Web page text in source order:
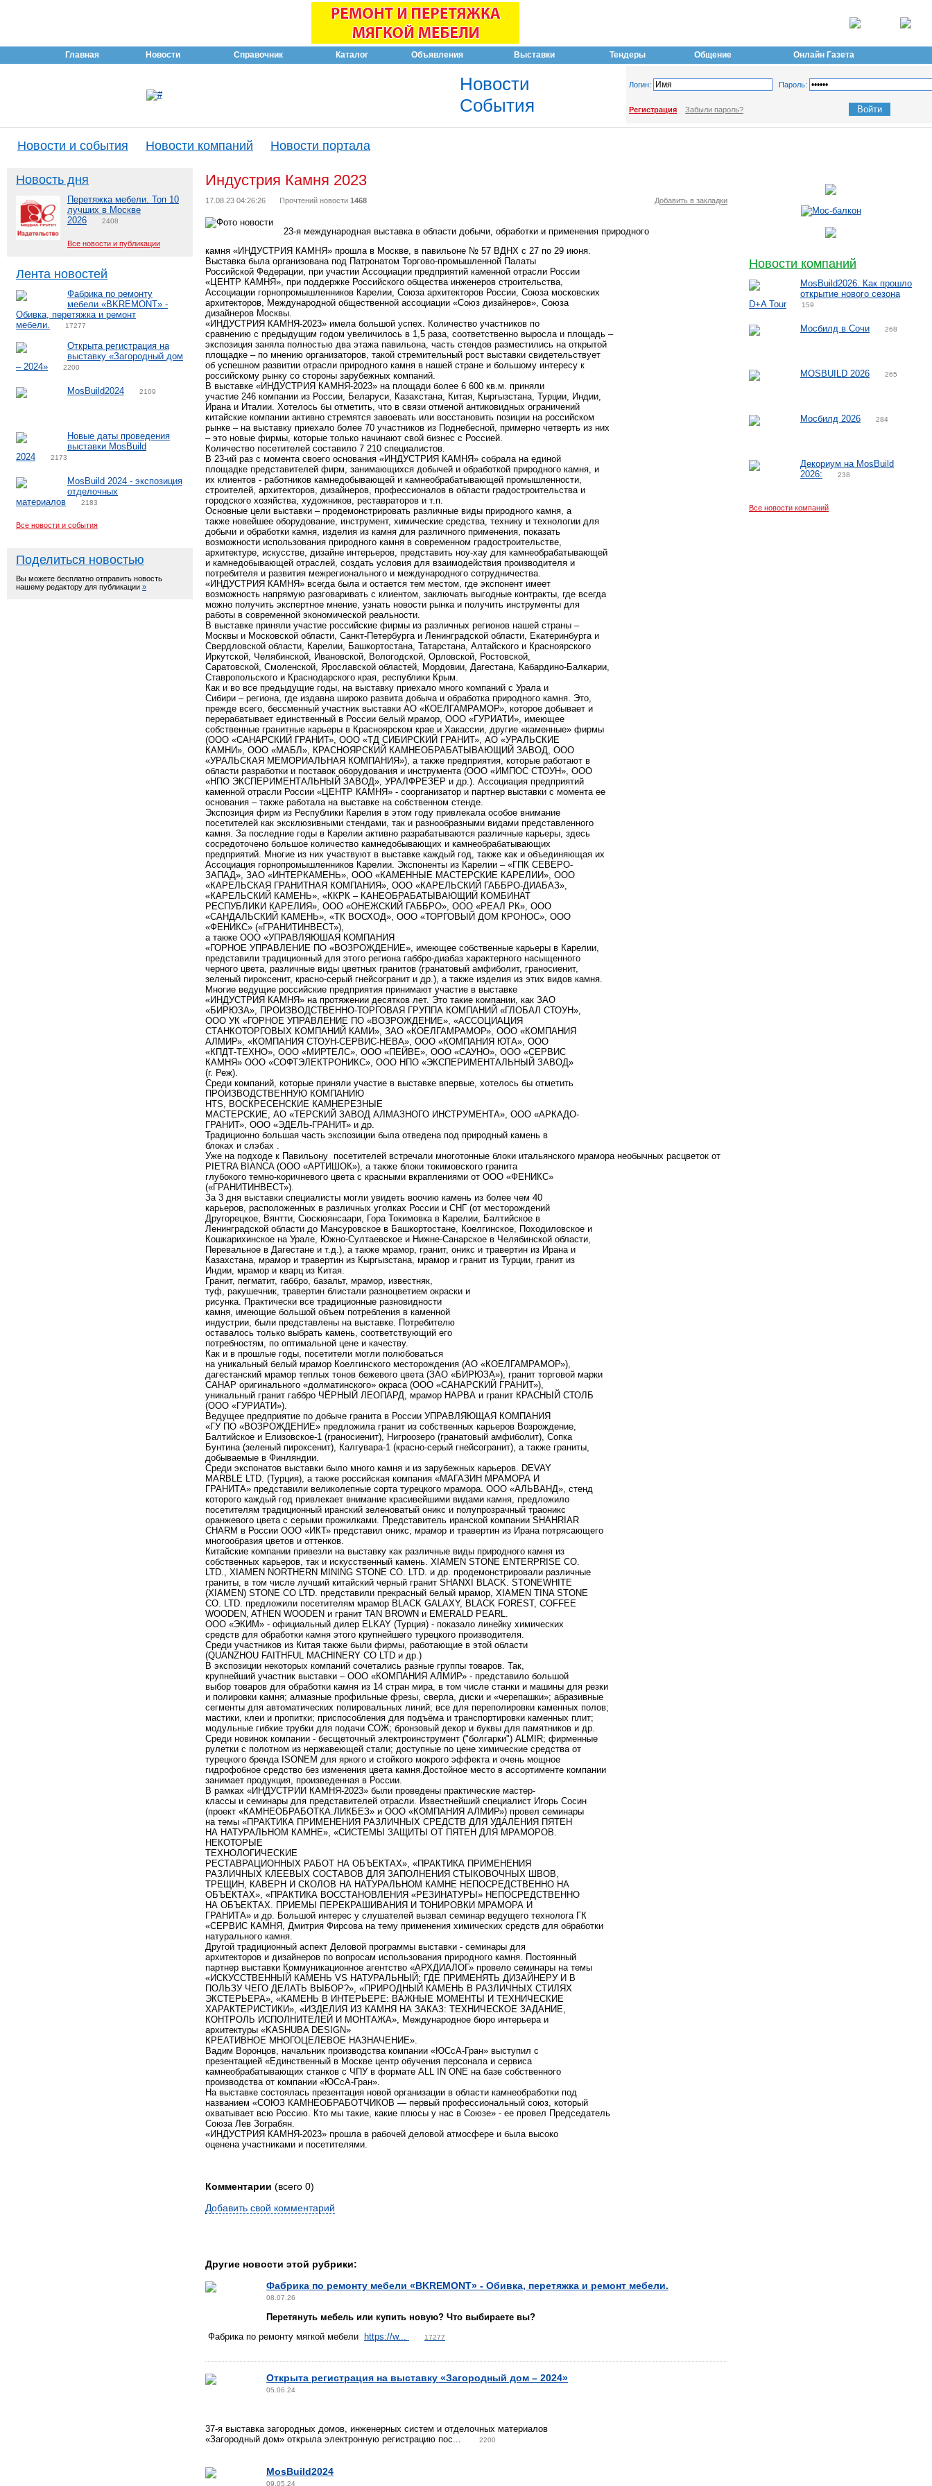
Главная Новости Справочник Каталог Объявления Выставки Тендеры Общение Онлайн Газета
Новости
События
Логин: Пароль:
Регистрация Забыли пароль?
Новости и события Новости компаний Новости портала
Новость дня
Перетяжка мебели. Топ 10
лучших в Москве
2026
2408
Все новости и публикации
Лента новостей
Фабрика по ремонту
мебели «BKREMONT» -
Обивка, перетяжка и ремонт
мебели.
17277
Открыта регистрация на
выставку «Загородный дом
– 2024»
2200
MosBuild2024 2109
Новые даты проведения
выставки MosBuild
2024
2173
MosBuild 2024 - экспозиция
отделочных
материалов
2183
Все новости и события
Поделиться новостью
Вы можете бесплатно отправить новость
нашему редактору для публикации »
Индустрия Камня 2023
17.08.23 04:26:26 Прочтений новости 1468 Добавить в закладки
23-я международная выставка в области добычи, обработки и применения природного
камня «ИНДУСТРИЯ КАМНЯ» прошла в Москве, в павильоне № 57 ВДНХ с 27 по 29 июня.
Выставка была организована под Патронатом Торгово-промышленной Палаты
Российской Федерации, при участии Ассоциации предприятий каменной отрасли России
«ЦЕНТР КАМНЯ», при поддержке Российского общества инженеров строительства,
Ассоциации горнопромышленников Карелии, Союза архитекторов России, Союза московских
архитекторов, Международной общественной ассоциации «Союз дизайнеров», Союза
дизайнеров Москвы.
«ИНДУСТРИЯ КАМНЯ-2023» имела большой успех. Количество участников по
сравнению с предыдущим годом увеличилось в 1,5 раза, соответственно выросла и площадь –
экспозиция заняла полностью два этажа павильона, часть стендов разместились на открытой
площадке – по мнению организаторов, такой стремительный рост выставки свидетельствует
об успешном развитии отрасли природного камня в нашей стране и большому интересу к
российскому рынку со стороны зарубежных компаний.
В выставке «ИНДУСТРИЯ КАМНЯ-2023» на площади более 6 600 кв.м. приняли
участие 246 компании из России, Беларуси, Казахстана, Китая, Кыргызстана, Турции, Индии,
Ирана и Италии. Хотелось бы отметить, что в связи отменой антиковидных ограничений
китайские компании активно стремятся завоевать или восстановить позиции на российском
рынке – на выставку приехало более 70 участников из Поднебесной, примерно четверть из них
– это новые фирмы, которые только начинают свой бизнес с Россией.
Количество посетителей составило 7 210 специалистов.
В 23-ий раз с момента своего основания «ИНДУСТРИЯ КАМНЯ» собрала на единой
площадке представителей фирм, занимающихся добычей и обработкой природного камня, и
их клиентов - работников камнедобывающей и камнеобрабатывающей промышленности,
строителей, архитекторов, дизайнеров, профессионалов в области градостроительства и
городского хозяйства, художников, реставраторов и т.п.
Основные цели выставки – продемонстрировать различные виды природного камня, а
также новейшее оборудование, инструмент, химические средства, технику и технологии для
добычи и обработки камня, изделия из камня для различного применения, показать
возможности использования природного камня в современном градостроительстве,
архитектуре, искусстве, дизайне интерьеров, представить ноу-хау для камнеобрабатывающей
и камнедобывающей отраслей, создать условия для взаимодействия производителя и
потребителя и развития межрегионального и международного сотрудничества.
«ИНДУСТРИЯ КАМНЯ» всегда была и остается тем местом, где экспонент имеет
возможность напрямую разговаривать с клиентом, заключать выгодные контракты, где всегда
можно получить экспертное мнение, узнать новости рынка и получить инструменты для
работы в современной экономической реальности.
В выставке приняли участие российские фирмы из различных регионов нашей страны –
Москвы и Московской области, Санкт-Петербурга и Ленинградской области, Екатеринбурга и
Свердловской области, Карелии, Башкортостана, Татарстана, Алтайского и Красноярского
Иркутской, Челябинской, Ивановской, Вологодской, Орловской, Ростовской,
Саратовской, Смоленской, Ярославской областей, Мордовии, Дагестана, Кабардино-Балкарии,
Ставропольского и Краснодарского края, республики Крым.
Как и во все предыдущие годы, на выставку приехало много компаний c Урала и
Сибири – региона, где издавна широко развита добыча и обработка природного камня. Это,
прежде всего, бессменный участник выставки АО «КОЕЛГАМРАМОР», которое добывает и
перерабатывает единственный в России белый мрамор, ООО «ГУРИАТИ», имеющее
собственные гранитные карьеры в Красноярском крае и Хакассии, другие «каменные» фирмы
(ООО «САНАРСКИЙ ГРАНИТ», ООО «ТД СИБИРСКИЙ ГРАНИТ», АО «УРАЛЬСКИЕ
КАМНИ», ООО «МАБЛ», КРАСНОЯРСКИЙ КАМНЕОБРАБАТЫВАЮЩИЙ ЗАВОД, ООО
«УРАЛЬСКАЯ МЕМОРИАЛЬНАЯ КОМПАНИЯ»), а также предприятия, которые работают в
области разработки и поставок оборудования и инструмента (ООО «ИМПОС СТОУН», ООО
«НПО ЭКСПЕРИМЕНТАЛЬНЫЙ ЗАВОД», УРАЛФРЕЗЕР и др.). Ассоциация предприятий
каменной отрасли России «ЦЕНТР КАМНЯ» - соорганизатор и партнер выставки с момента ее
основания – также работала на выставке на собственном стенде.
Экспозиция фирм из Республики Карелия в этом году привлекала особое внимание
посетителей как эксклюзивными стендами, так и разнообразными видами представленного
камня. За последние годы в Карелии активно разрабатываются различные карьеры, здесь
сосредоточено большое количество камнедобывающих и камнеобрабатывающих
предприятий. Многие из них участвуют в выставке каждый год, также как и объединяющая их
Ассоциация горнопромышленников Карелии. Экспоненты из Карелии – «ГПК СЕВЕРО-
ЗАПАД», ЗАО «ИНТЕРКАМЕНЬ», ООО «КАМЕННЫЕ МАСТЕРСКИЕ КАРЕЛИИ», ООО
«КАРЕЛЬСКАЯ ГРАНИТНАЯ КОМПАНИЯ», ООО «КАРЕЛЬСКИЙ ГАББРО-ДИАБАЗ»,
«КАРЕЛЬСКИЙ КАМЕНЬ», «ККРК – КАНЕОБРАБАТЫВАЮЩИЙ КОМБИНАТ
РЕСПУБЛИКИ КАРЕЛИЯ», ООО «ОНЕЖСКИЙ ГАББРО», ООО «РЕАЛ РК», ООО
«САНДАЛЬСКИЙ КАМЕНЬ», «ТК ВОСХОД», ООО «ТОРГОВЫЙ ДОМ КРОНОС», ООО
«ФЕНИКС» («ГРАНИТИНВЕСТ»),
а также ООО «УПРАВЛЯЮШАЯ КОМПАНИЯ
«ГОРНОЕ УПРАВЛЕНИЕ ПО «ВОЗРОЖДЕНИЕ», имеющее собственные карьеры в Карелии,
представили традиционный для этого региона габбро-диабаз характерного насыщенного
черного цвета, различные виды цветных гранитов (гранатовый амфиболит, граносиенит,
зеленый пироксенит, красно-серый гнейсогранит и др.), а также изделия из этих видов камня.
Многие ведущие российские предприятия принимают участие в выставке
«ИНДУСТРИЯ КАМНЯ» на протяжении десятков лет. Это такие компании, как ЗАО
«БИРЮЗА», ПРОИЗВОДСТВЕННО-ТОРГОВАЯ ГРУППА КОМПАНИЙ «ГЛОБАЛ СТОУН»,
ООО УК «ГОРНОЕ УПРАВЛЕНИЕ ПО «ВОЗРОЖДЕНИЕ», «АССОЦИАЦИЯ
СТАНКОТОРГОВЫХ КОМПАНИЙ КАМИ», ЗАО «КОЕЛГАМРАМОР», ООО «КОМПАНИЯ
АЛМИР», «КОМПАНИЯ СТОУН-СЕРВИС-НЕВА», ООО «КОМПАНИЯ ЮТА», ООО
«КПДТ-ТЕХНО», ООО «МИРТЕЛС», ООО «ПЕЙВЕ», ООО «САУНО», OOO «СЕРВИС
КАМНЯ» ООО «СОФТЭЛЕКТРОНИКС», ООО НПО «ЭКСПЕРИМЕНТАЛЬНЫЙ ЗАВОД»
(г. Реж).
Среди компаний, которые приняли участие в выставке впервые, хотелось бы отметить
ПРОИЗВОДСТВЕННУЮ КОМПАНИЮ
HTS, ВОСКРЕСЕНСКИЕ КАМНЕРЕЗНЫЕ
МАСТЕРСКИЕ, АО «ТЕРСКИЙ ЗАВОД АЛМАЗНОГО ИНСТРУМЕНТА», ООО «АРКАДО-
ГРАНИТ», ООО «ЭДЕЛЬ-ГРАНИТ» и др.
Традиционно большая часть экспозиции была отведена под природный камень в
блоках и слэбах .
Уже на подходе к Павильону посетителей встречали многотонные блоки итальянского мрамора необычных расцветок от
PIETRA BIANCA (ООО «АРТИШОК»), а также блоки токимовского гранита
глубокого темно-коричневого цвета с красными вкраплениями от ООО «ФЕНИКС»
(«ГРАНИТИНВЕСТ»).
За 3 дня выставки специалисты могли увидеть воочию камень из более чем 40
карьеров, расположенных в различных уголках России и СНГ (от месторождений
Другорецкое, Вянтти, Сюскюянсаари, Гора Токимовка в Карелии, Балтийское в
Ленинградской области до Мансуровское в Башкортостане, Коелгинское, Походиловское и
Кошкарихинское на Урале, Южно-Султаевское и Нижне-Санарское в Челябинской области,
Перевальное в Дагестане и т.д.), а также мрамор, гранит, оникс и травертин из Ирана и
Казахстана, мрамор и травертин из Кыргызстана, мрамор и гранит из Турции, гранит из
Индии, мрамор и кварц из Китая.
Гранит, пегматит, габбро, базальт, мрамор, известняк,
туф, ракушечник, травертин блистали разноцветием окраски и
рисунка. Практически все традиционные разновидности
камня, имеющие большой объем потребления в каменной
индустрии, были представлены на выставке. Потребителю
оставалось только выбрать камень, соответствующий его
потребностям, по оптимальной цене и качеству.
Как и в прошлые годы, посетители могли полюбоваться
на уникальный белый мрамор Коелгинского месторождения (АО «КОЕЛГАМРАМОР»),
дагестанский мрамор теплых тонов бежевого цвета (ЗАО «БИРЮЗА»), гранит торговой марки
САНАР оригинального «долматинского» окраса (ООО «САНАРСКИЙ ГРАНИТ»),
уникальный гранит габбро ЧЁРНЫЙ ЛЕОПАРД, мрамор НАРВА и гранит КРАСНЫЙ СТОЛБ
(ООО «ГУРИАТИ»).
Ведущее предприятие по добыче гранита в России УПРАВЛЯЮЩАЯ КОМПАНИЯ
«ГУ ПО «ВОЗРОЖДЕНИЕ» предложила гранит из собственных карьеров Возрождение,
Балтийское и Елизовское-1 (граносиенит), Нигроозеро (гранатовый амфиболит), Сопка
Бунтина (зеленый пироксенит), Калгувара-1 (красно-серый гнейсогранит), а также граниты,
добываемые в Финляндии.
Среди экспонатов выставки было много камня и из зарубежных карьеров. DEVAY
MARBLE LTD. (Турция), а также российская компания «МАГАЗИН МРАМОРА И
ГРАНИТА» представили великолепные сорта турецкого мрамора. ООО «АЛЬВАНД», стенд
которого каждый год привлекает внимание красивейшими видами камня, предложило
посетителям традиционный иранский зеленоватый оникс и полупрозрачный траоникс
оранжевого цвета с серыми прожилками. Представитель иранской компании SHAHRIAR
CHARM в России ООО «ИКТ» представил оникс, мрамор и травертин из Ирана потрясающего
многообразия цветов и оттенков.
Китайские компании привезли на выставку как различные виды природного камня из
собственных карьеров, так и искусственный камень. XIAMEN STONE ENTERPRISE CO.
LTD., XIAMEN NORTHERN MINING STONE CO. LTD. и др. продемонстрировали различные
граниты, в том числе лучший китайский черный гранит SHANXI BLACK. STONEWHITE
(XIAMEN) STONE CO LTD. представили прекрасный белый мрамор, XIAMEN TINA STONE
CO. LTD. предложили посетителям мрамор BLACK GALAXY, BLACK FOREST, COFFEE
WOODEN, ATHEN WOODEN и гранит TAN BROWN и EMERALD PEARL.
ООО «ЭКИМ» - официальный дилер ELKAY (Турция) - показало линейку химических
средств для обработки камня этого крупнейшего турецкого производителя.
Среди участников из Китая также были фирмы, работающие в этой области
(QUANZHOU FAITHFUL MACHINERY CO LTD и др.)
В экспозиции некоторых компаний сочетались разные группы товаров. Так,
крупнейший участник выставки – ООО «КОМПАНИЯ АЛМИР» - представило большой
выбор товаров для обработки камня из 14 стран мира, в том числе станки и машины для резки
и полировки камня; алмазные профильные фрезы, сверла, диски и «черепашки»; абразивные
сегменты для автоматических полировальных линий; все для переполировки каменных полов;
мастики, клеи и пропитки; приспособления для подъёма и транспортировки каменных плит;
модульные гибкие трубки для подачи СОЖ; бронзовый декор и буквы для памятников и др.
Среди новинок компании - бесщеточный электроинструмент ("болгарки") ALMIR; фирменные
рулетки с полотном из нержавеющей стали; доступные по цене химические средства от
турецкого бренда ISONEM для яркого и стойкого мокрого эффекта и очень мощное
гидрофобное средство без изменения цвета камня.Достойное место в ассортименте компании
занимает продукция, произведенная в России.
В рамках «ИНДУСТРИИ КАМНЯ-2023» были проведены практические мастер-
классы и семинары для представителей отрасли. Известнейший специалист Игорь Сосин
(проект «КАМНЕОБРАБОТКА.ЛИКБЕЗ» и ООО «КОМПАНИЯ АЛМИР») провел семинары
на темы «ПРАКТИКА ПРИМЕНЕНИЯ РАЗЛИЧНЫХ СРЕДСТВ ДЛЯ УДАЛЕНИЯ ПЯТЕН
НА НАТУРАЛЬНОМ КАМНЕ», «СИСТЕМЫ ЗАЩИТЫ ОТ ПЯТЕН ДЛЯ МРАМОРОВ.
НЕКОТОРЫЕ
ТЕХНОЛОГИЧЕСКИЕ
РЕСТАВРАЦИОННЫХ РАБОТ НА ОБЪЕКТАХ», «ПРАКТИКА ПРИМЕНЕНИЯ
РАЗЛИЧНЫХ КЛЕЕВЫХ СОСТАВОВ ДЛЯ ЗАПОЛНЕНИЯ СТЫКОВОЧНЫХ ШВОВ,
ТРЕЩИН, КАВЕРН И СКОЛОВ НА НАТУРАЛЬНОМ КАМНЕ НЕПОСРЕДСТВЕННО НА
ОБЪЕКТАХ», «ПРАКТИКА ВОССТАНОВЛЕНИЯ «РЕЗИНАТУРЫ» НЕПОСРЕДСТВЕННО
НА ОБЪЕКТАХ. ПРИЕМЫ ПЕРЕКРАШИВАНИЯ И ТОНИРОВКИ МРАМОРА И
ГРАНИТА» и др. Большой интерес у слушателей вызвал семинар ведущего технолога ГК
«СЕРВИС КАМНЯ, Дмитрия Фирсова на тему применения химических средств для обработки
натурального камня.
Другой традиционный аспект Деловой программы выставки - семинары для
архитекторов и дизайнеров по вопросам использования природного камня. Постоянный
партнер выставки Коммуникационное агентство «АРХДИАЛОГ» провело семинары на темы
«ИСКУССТВЕННЫЙ КАМЕНЬ VS НАТУРАЛЬНЫЙ: ГДЕ ПРИМЕНЯТЬ ДИЗАЙНЕРУ И В
ПОЛЬЗУ ЧЕГО ДЕЛАТЬ ВЫБОР?», «ПРИРОДНЫЙ КАМЕНЬ В РАЗЛИЧНЫХ СТИЛЯХ
ЭКСТЕРЬЕРА», «КАМЕНЬ В ИНТЕРЬЕРЕ: ВАЖНЫЕ МОМЕНТЫ И ТЕХНИЧЕСКИЕ
ХАРАКТЕРИСТИКИ», «ИЗДЕЛИЯ ИЗ КАМНЯ НА ЗАКАЗ: ТЕХНИЧЕСКОЕ ЗАДАНИЕ,
КОНТРОЛЬ ИСПОЛНИТЕЛЕЙ И МОНТАЖА», Международное бюро интерьера и
архитектуры «KASHUBA DESIGN»
КРЕАТИВНОЕ МНОГОЦЕЛЕВОЕ НАЗНАЧЕНИЕ».
Вадим Воронцов, начальник производства компании «ЮСсА-Гран» выступил с
презентацией «Единственный в Москве центр обучения персонала и сервиса
камнеобрабатывающих станков с ЧПУ в формате ALL IN ONE на базе собственного
производства от компании «ЮСсА-Гран».
На выставке состоялась презентация новой организации в области камнеобработки под
названием «СОЮЗ КАМНЕОБРАБОТЧИКОВ — первый профессиональный союз, который
охватывает всю Россию. Кто мы такие, какие плюсы у нас в Союзе» - ее провел Председатель
Союза Лев Зограбян.
«ИНДУСТРИЯ КАМНЯ-2023» прошла в рабочей деловой атмосфере и была высоко
оценена участниками и посетителями.
Комментарии (всего 0)
Добавить свой комментарий
Другие новости этой рубрики:
Фабрика по ремонту мебели «BKREMONT» - Обивка, перетяжка и ремонт мебели.
08.07.26
Перетянуть мебель или купить новую? Что выбираете вы?
Фабрика по ремонту мягкой мебели
https://w... 17277
Открыта регистрация на выставку «Загородный дом – 2024»
05.06.24
37-я выставка загородных домов, инженерных систем и отделочных материалов
«Загородный дом» открыла электронную регистрацию пос...
2200
MosBuild2024
09.05.24
Новости компаний
MosBuild2026. Как прошло
открытие нового сезона
D+A Tour
159
Мосбилд в Сочи 268
MOSBUILD 2026 265
Мосбилд 2026 284
Декориум на MosBuild
2026:
238
Все новости компаний